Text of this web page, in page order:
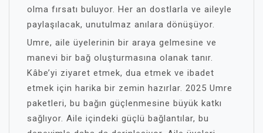
olma fırsatı buluyor. Her an dostlarla ve aileyle
paylaşılacak, unutulmaz anılara dönüşüyor.
Umre, aile üyelerinin bir araya gelmesine ve
manevi bir bağ oluşturmasına olanak tanır.
Kâbe’yi ziyaret etmek, dua etmek ve ibadet
etmek için harika bir zemin hazırlar. 2025 Umre
paketleri, bu bağın güçlenmesine büyük katkı
sağlıyor. Aile içindeki güçlü bağlantılar, bu